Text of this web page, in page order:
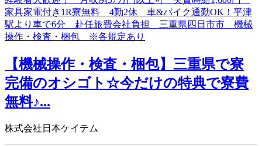
【機械操作・検査・梱包】三重県で寮
完備のオシゴト☆今だけの特典で寮費
無料♪...
株式会社日本ケイテム